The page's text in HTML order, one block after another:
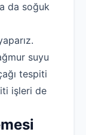
da soğuk
suyu
tespiti
işleri de